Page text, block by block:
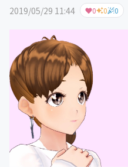
2019/05/29 11:44 0 0 0